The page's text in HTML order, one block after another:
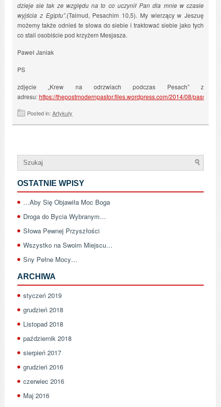
dzieje sie tak ze względu na to co uczynił Pan dla mnie w czasie
wyjścia z Egiptu”.(Talmud, Pesachim 10,5). My wierzący w Jeszuę
możemy także odnieś te słowa do siebie i traktować siebie jako tych
co stali osobiście pod krzyżem Mesjasza.
Paweł Janiak
PS
zdjęcie „Krew na odrzwiach podczas Pesach” z
adresu:https://thepostmodernpastor.files.wordpress.com/2014/08/
Posted in: Artykuły
OSTATNIE WPISY
…Aby Się Objawiła Moc Boga
Droga do Bycia Wybranym…
Słowa Pewnej Przyszłości
Wszystko na Swoim Miejscu…
Sny Pełne Mocy…
ARCHIWA
styczeń 2019
grudzień 2018
Listopad 2018
październik 2018
sierpień 2017
grudzień 2016
czerwiec 2016
Maj 2016